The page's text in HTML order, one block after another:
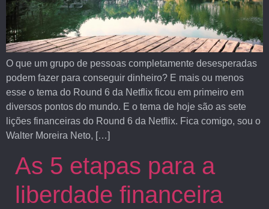
O que um grupo de pessoas completamente desesperadas
podem fazer para conseguir dinheiro? E mais ou menos
esse o tema do Round 6 da Netflix ficou em primeiro em
diversos pontos do mundo. E o tema de hoje são as sete
lições financeiras do Round 6 da Netflix. Fica comigo, sou o
Walter Moreira Neto, […]
As 5 etapas para a
liberdade financeira